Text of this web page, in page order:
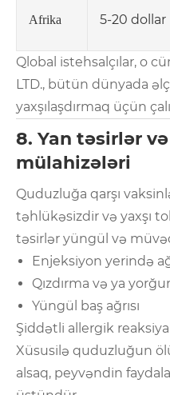
Afrika 5-20 dollar
Qlobal istehsalçılar, o
LTD., bütün dünyada
yaxşılaşdırmaq üçün
8. Yan təsirlər
mülahizələri
Quduzluğa qarşı
təhlükəsizdir və yaxşı
təsirlər yüngül və
Enjeksiyon yerində
Qızdırma və ya
Yüngül baş ağrısı
Şiddətli allergik
Xüsusilə quduzluğun
alsaq, peyvəndin